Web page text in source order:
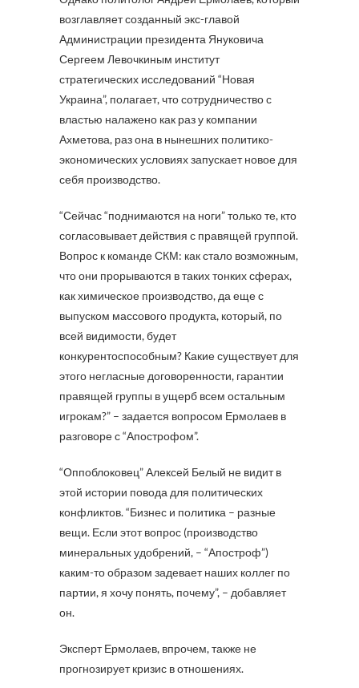
возглавляет созданный экс-главой
Администрации президента Януковича
Сергеем Левочкиным институт
стратегических исследований “Новая
Украина”, полагает, что сотрудничество с
властью налажено как раз у компании
Ахметова, раз она в нынешних политико-
экономических условиях запускает новое для
себя производство.
“Сейчас “поднимаются на ноги” только те, кто
согласовывает действия с правящей группой.
Вопрос к команде СКМ: как стало возможным,
что они прорываются в таких тонких сферах,
как химическое производство, да еще с
выпуском массового продукта, который, по
всей видимости, будет
конкурентоспособным? Какие существует для
этого негласные договоренности, гарантии
правящей группы в ущерб всем остальным
игрокам?” – задается вопросом Ермолаев в
разговоре с “Апострофом”.
“Оппоблоковец” Алексей Белый не видит в
этой истории повода для политических
конфликтов. “Бизнес и политика – разные
вещи. Если этот вопрос (производство
минеральных удобрений, – “Апостроф”)
каким-то образом задевает наших коллег по
партии, я хочу понять, почему”, – добавляет
он.
Эксперт Ермолаев, впрочем, также не
прогнозирует кризис в отношениях.